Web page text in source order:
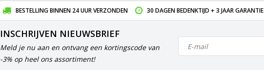
BESTELLING BINNEN 24 UUR VERZONDEN 30 DAGEN BEDENKTIJD + 3 JAAR GARANTIE
INSCHRIJVEN NIEUWSBRIEF
Meld je nu aan en ontvang een kortingscode van
-3% op heel ons assortiment!